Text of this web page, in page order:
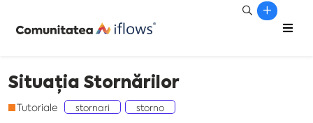
Situația Stornărilor
Tutoriale stornari
storno